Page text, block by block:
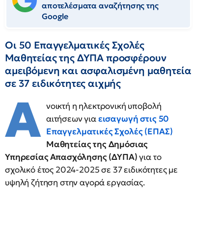
αποτελέσματα αναζήτησης της
Google
Οι 50 Επαγγελματικές Σχολές
Μαθητείας της ΔΥΠΑ προσφέρουν
αμειβόμενη και ασφαλισμένη μαθητεία
σε 37 ειδικότητες αιχμής
Α νοικτή η ηλεκτρονική υποβολή
αιτήσεων γιαεισαγωγή στις 50
Επαγγελματικές Σχολές (ΕΠΑΣ)
Μαθητείας της Δημόσιας
Υπηρεσίας Απασχόλησης (ΔΥΠΑ)για το
σχολικό έτος 2024-2025 σε 37 ειδικότητες με
υψηλή ζήτηση στην αγορά εργασίας.